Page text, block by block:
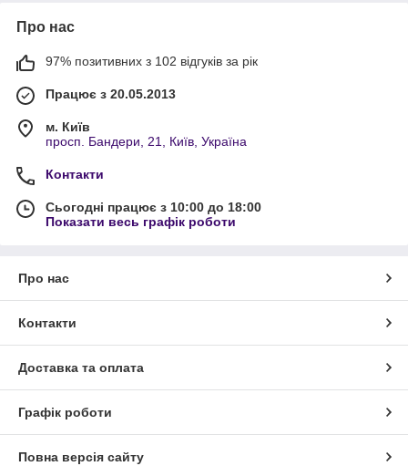
Про нас
97% позитивних з 102 відгуків за рік
Працює з 20.05.2013
м. Київ
просп. Бандери, 21, Київ, Україна
Контакти
Сьогодні працює з 10:00 до 18:00
Показати весь графік роботи
Про нас
Контакти
Доставка та оплата
Графік роботи
Повна версія сайту